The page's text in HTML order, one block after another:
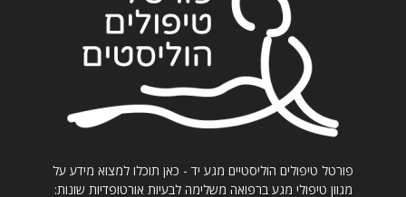
פורטל טיפולים הוליסטיים מגע יד - כאן תוכלו למצוא מידע על
מגוון טיפולי מגע ברפואה משלימה לבעיות אורטופדיות שונות: